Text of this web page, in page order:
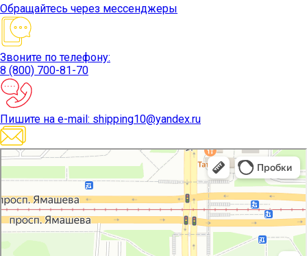
Обращайтесь через мессенджеры
Звоните по телефону:
8 (800) 700-81-70
Пишите на e-mail: shipping10@yandex.ru